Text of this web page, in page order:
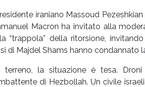
iraniano Massoud
Macron ha invitato alla
“trappola” della ritorsione,
di Majdel Shams hanno condannato
terreno, la situazione è tesa.
di Hezbollah. Un civile